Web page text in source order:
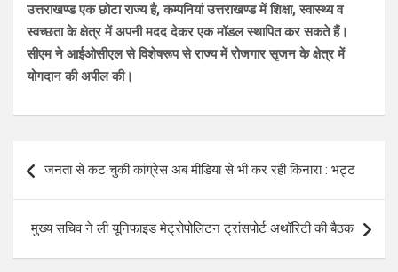
उत्तराखण्ड एक छोटा राज्य है, कम्पनियां उत्तराखण्ड में शिक्षा, स्वास्थ्य व
स्वच्छता के क्षेत्र में अपनी मदद देकर एक मॉडल स्थापित कर सकते हैं।
सीएम ने आईओसीएल से विशेषरूप से राज्य में रोजगार सृजन के क्षेत्र में
योगदान की अपील की।
navigation
जनता से कट चुकी कांग्रेस अब मीडिया से भी कर रही किनारा : भट्ट
मुख्य सचिव ने ली यूनिफाइड मेट्रोपोलिटन ट्रांसपोर्ट अथॉरिटी की बैठक